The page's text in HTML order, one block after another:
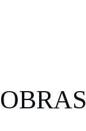
OBRAS